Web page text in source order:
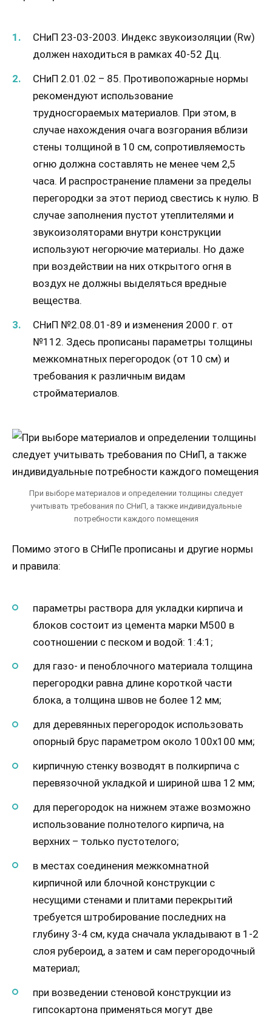
СНиП 23-03-2003. Индекс звукоизоляции (Rw)
должен находиться в рамках 40-52 Дц.
СНиП 2.01.02 – 85. Противопожарные нормы
рекомендуют использование
трудносгораемых материалов. При этом, в
случае нахождения очага возгорания вблизи
стены толщиной в 10 см, сопротивляемость
огню должна составлять не менее чем 2,5
часа. И распространение пламени за пределы
перегородки за этот период свестись к нулю. В
случае заполнения пустот утеплителями и
звукоизоляторами внутри конструкции
используют негорючие материалы. Но даже
при воздействии на них открытого огня в
воздух не должны выделяться вредные
вещества.
СНиП №2.08.01-89 и изменения 2000 г. от
№112. Здесь прописаны параметры толщины
межкомнатных перегородок (от 10 см) и
требования к различным видам
стройматериалов.
При выборе материалов и определении толщины следует
учитывать требования по СНиП, а также индивидуальные
потребности каждого помещения
Помимо этого в СНиПе прописаны и другие нормы
и правила:
параметры раствора для укладки кирпича и
блоков состоит из цемента марки М500 в
соотношении с песком и водой: 1:4:1;
для газо- и пеноблочного материала толщина
перегородки равна длине короткой части
блока, а толщина швов не более 12 мм;
для деревянных перегородок использовать
опорный брус параметром около 100х100 мм;
кирпичную стенку возводят в полкирпича с
перевязочной укладкой и шириной шва 12 мм;
для перегородок на нижнем этаже возможно
использование полнотелого кирпича, на
верхних – только пустотелого;
в местах соединения межкомнатной
кирпичной или блочной конструкции с
несущими стенами и плитами перекрытий
требуется штробирование последних на
глубину 3-4 см, куда сначала укладывают в 1-2
слоя рубероид, а затем и сам перегородочный
материал;
при возведении стеновой конструкции из
гипсокартона применяться могут две